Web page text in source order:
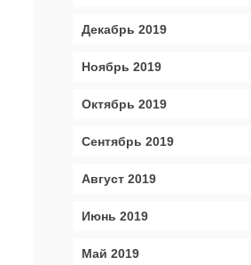
Декабрь 2019
Ноябрь 2019
Октябрь 2019
Сентябрь 2019
Август 2019
Июнь 2019
Май 2019